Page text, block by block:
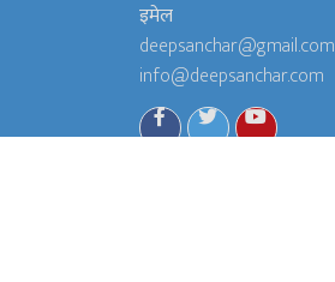
इमेल
deepsanchar@gmail.com
info@deepsanchar.com